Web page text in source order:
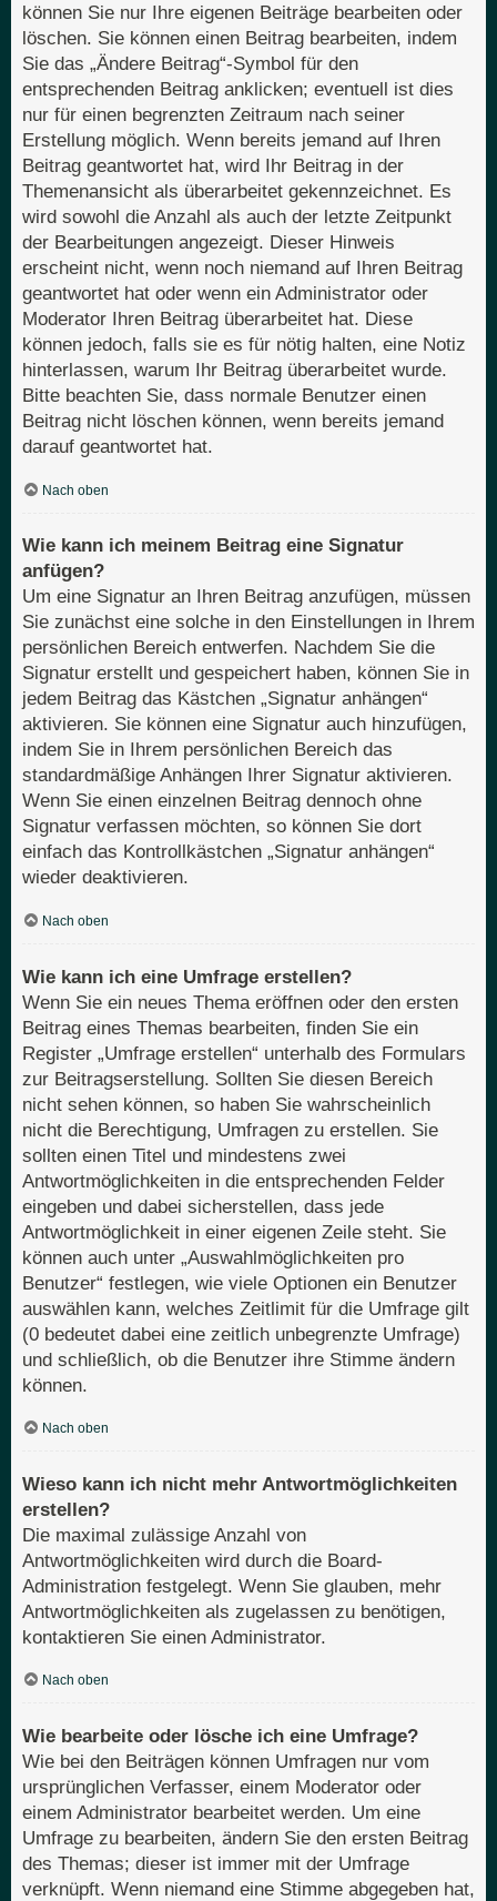
können Sie nur Ihre eigenen Beiträge bearbeiten oder
löschen. Sie können einen Beitrag bearbeiten, indem
Sie das „Ändere Beitrag“-Symbol für den
entsprechenden Beitrag anklicken; eventuell ist dies
nur für einen begrenzten Zeitraum nach seiner
Erstellung möglich. Wenn bereits jemand auf Ihren
Beitrag geantwortet hat, wird Ihr Beitrag in der
Themenansicht als überarbeitet gekennzeichnet. Es
wird sowohl die Anzahl als auch der letzte Zeitpunkt
der Bearbeitungen angezeigt. Dieser Hinweis
erscheint nicht, wenn noch niemand auf Ihren Beitrag
geantwortet hat oder wenn ein Administrator oder
Moderator Ihren Beitrag überarbeitet hat. Diese
können jedoch, falls sie es für nötig halten, eine Notiz
hinterlassen, warum Ihr Beitrag überarbeitet wurde.
Bitte beachten Sie, dass normale Benutzer einen
Beitrag nicht löschen können, wenn bereits jemand
darauf geantwortet hat.
Nach oben
Wie kann ich meinem Beitrag eine Signatur
anfügen?
Um eine Signatur an Ihren Beitrag anzufügen, müssen
Sie zunächst eine solche in den Einstellungen in Ihrem
persönlichen Bereich entwerfen. Nachdem Sie die
Signatur erstellt und gespeichert haben, können Sie in
jedem Beitrag das Kästchen „Signatur anhängen“
aktivieren. Sie können eine Signatur auch hinzufügen,
indem Sie in Ihrem persönlichen Bereich das
standardmäßige Anhängen Ihrer Signatur aktivieren.
Wenn Sie einen einzelnen Beitrag dennoch ohne
Signatur verfassen möchten, so können Sie dort
einfach das Kontrollkästchen „Signatur anhängen“
wieder deaktivieren.
Nach oben
Wie kann ich eine Umfrage erstellen?
Wenn Sie ein neues Thema eröffnen oder den ersten
Beitrag eines Themas bearbeiten, finden Sie ein
Register „Umfrage erstellen“ unterhalb des Formulars
zur Beitragserstellung. Sollten Sie diesen Bereich
nicht sehen können, so haben Sie wahrscheinlich
nicht die Berechtigung, Umfragen zu erstellen. Sie
sollten einen Titel und mindestens zwei
Antwortmöglichkeiten in die entsprechenden Felder
eingeben und dabei sicherstellen, dass jede
Antwortmöglichkeit in einer eigenen Zeile steht. Sie
können auch unter „Auswahlmöglichkeiten pro
Benutzer“ festlegen, wie viele Optionen ein Benutzer
auswählen kann, welches Zeitlimit für die Umfrage gilt
(0 bedeutet dabei eine zeitlich unbegrenzte Umfrage)
und schließlich, ob die Benutzer ihre Stimme ändern
können.
Nach oben
Wieso kann ich nicht mehr Antwortmöglichkeiten
erstellen?
Die maximal zulässige Anzahl von
Antwortmöglichkeiten wird durch die Board-
Administration festgelegt. Wenn Sie glauben, mehr
Antwortmöglichkeiten als zugelassen zu benötigen,
kontaktieren Sie einen Administrator.
Nach oben
Wie bearbeite oder lösche ich eine Umfrage?
Wie bei den Beiträgen können Umfragen nur vom
ursprünglichen Verfasser, einem Moderator oder
einem Administrator bearbeitet werden. Um eine
Umfrage zu bearbeiten, ändern Sie den ersten Beitrag
des Themas; dieser ist immer mit der Umfrage
verknüpft. Wenn niemand eine Stimme abgegeben hat,